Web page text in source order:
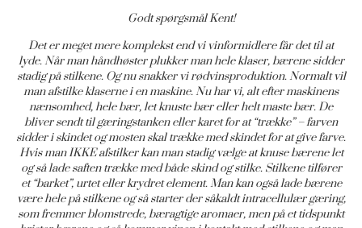
Godt spørgsmål Kent!
Det er meget mere komplekst end vi vinformidlere får det til at
lyde. Når man håndhøster plukker man hele klaser, bærene sidder
stadig på stilkene. Og nu snakker vi rødvinsproduktion. Normalt vil
man afstilke klaserne i en maskine. Nu har vi, alt efter maskinens
nænsomhed, hele bær, let knuste bær eller helt maste bær. De
bliver sendt til gæringstanken eller karet for at “trække” – farven
sidder i skindet og mosten skal trække med skindet for at give farve.
Hvis man IKKE afstilker kan man stadig vælge at knuse bærene let
og så lade saften trække med både skind og stilke. Stilkene tilfører
et “barket”, urtet eller krydret element. Man kan også lade bærene
være hele på stilkene og så starter der såkaldt intracellulær gæring,
som fremmer blomstrede, bæragtige aromaer, men på et tidspunkt